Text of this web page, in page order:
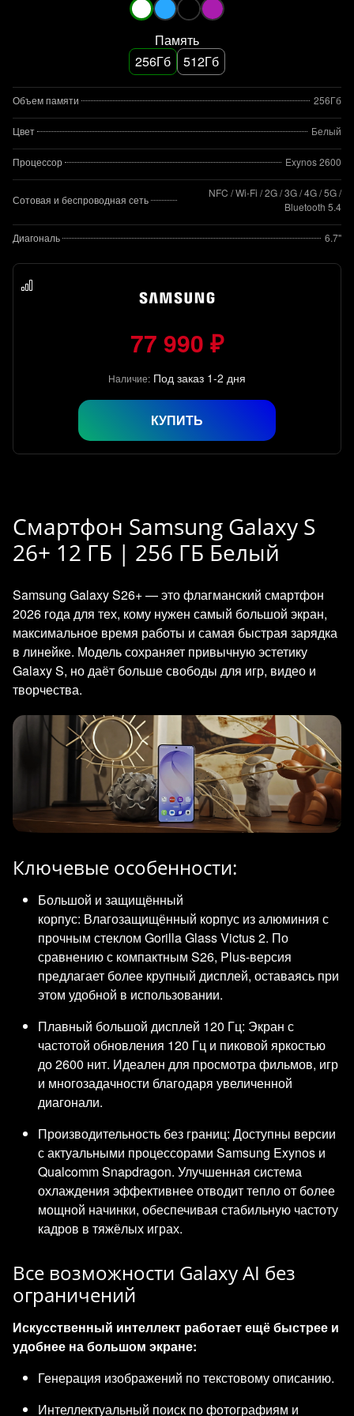
Память
256Гб
512Гб
Объем памяти 256Гб
Цвет Белый
Процессор Exynos 2600
Сотовая и беспроводная сеть
NFC / Wi-Fi / 2G / 3G / 4G / 5G /
Bluetooth 5.4
Диагональ 6.7"
77 990 ₽
Наличие: Под заказ 1-2 дня
КУПИТЬ
Смартфон Samsung Galaxy S
26+ 12 ГБ | 256 ГБ Белый
Samsung Galaxy S26+ — это флагманский смартфон
2026 года для тех, кому нужен самый большой экран,
максимальное время работы и самая быстрая зарядка
в линейке. Модель сохраняет привычную эстетику
Galaxy S, но даёт больше свободы для игр, видео и
творчества.
Ключевые особенности:
Большой и защищённый
корпус: Влагозащищённый корпус из алюминия с
прочным стеклом Gorilla Glass Victus 2. По
сравнению с компактным S26, Plus-версия
предлагает более крупный дисплей, оставаясь при
этом удобной в использовании.
Плавный большой дисплей 120 Гц: Экран с
частотой обновления 120 Гц и пиковой яркостью
до 2600 нит. Идеален для просмотра фильмов, игр
и многозадачности благодаря увеличенной
диагонали.
Производительность без границ: Доступны версии
с актуальными процессорами Samsung Exynos и
Qualcomm Snapdragon. Улучшенная система
охлаждения эффективнее отводит тепло от более
мощной начинки, обеспечивая стабильную частоту
кадров в тяжёлых играх.
Все возможности Galaxy AI без
ограничений
Искусственный интеллект работает ещё быстрее и
удобнее на большом экране:
Генерация изображений по текстовому описанию.
Интеллектуальный поиск по фотографиям и